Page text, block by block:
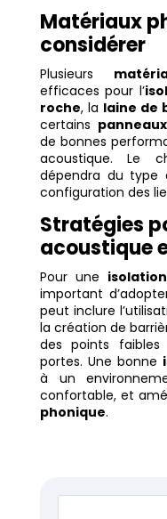
Matériaux
considérer
Plusieurs
efficaces pour l’
roche, la laine de
certains
de bonnes
acoustique. Le
dépendra du
configuration des
Stratégies
acoustique
Pour une
important
peut inclure
la création de
des points
portes. Une bonne
à un
confortable, et
phonique.